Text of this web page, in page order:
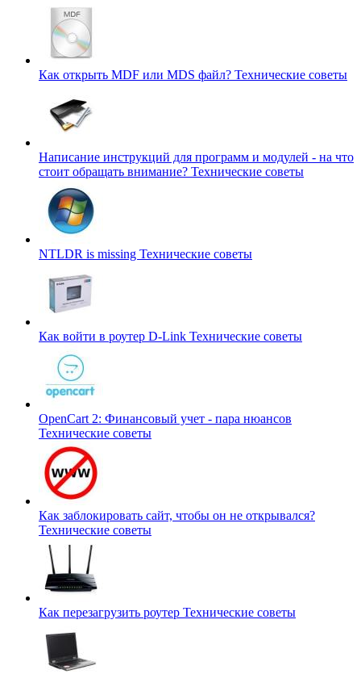
Как открыть MDF или MDS файл? Технические советы
Написание инструкций для программ и модулей - на что
стоит обращать внимание? Технические советы
NTLDR is missing Технические советы
Как войти в роутер D-Link Технические советы
OpenCart 2: Финансовый учет - пара нюансов
Технические советы
Как заблокировать сайт, чтобы он не открывался?
Технические советы
Как перезагрузить роутер Технические советы